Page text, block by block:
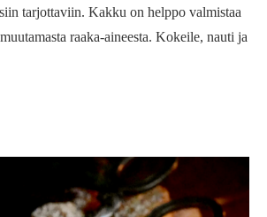
tarjottaviin. Kakku on helppo valmistaa
raaka-aineesta. Kokeile, nauti ja